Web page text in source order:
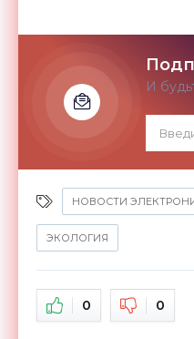
И
НОВОСТИ
ЭКОЛОГИЯ
0 0